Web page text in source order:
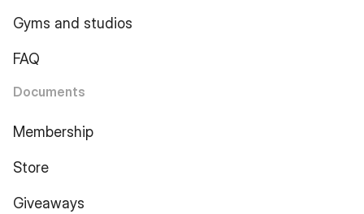
Gyms and studios
FAQ
Documents
Membership
Store
Giveaways